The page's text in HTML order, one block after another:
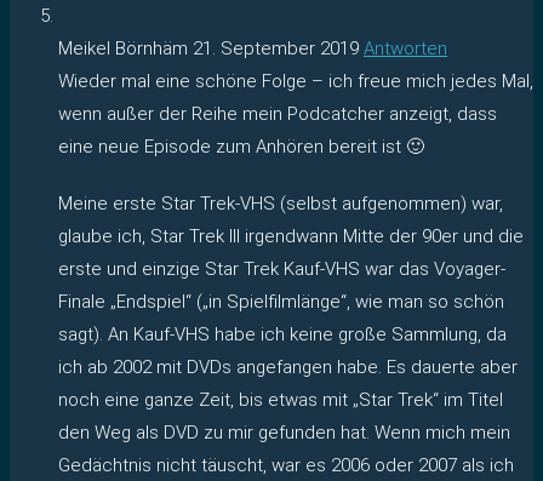
Meikel Börnhäm 21. September 2019 Antworten
Wieder mal eine schöne Folge – ich freue mich jedes Mal,
wenn außer der Reihe mein Podcatcher anzeigt, dass
eine neue Episode zum Anhören bereit ist 🙂
Meine erste Star Trek-VHS (selbst aufgenommen) war,
glaube ich, Star Trek III irgendwann Mitte der 90er und die
erste und einzige Star Trek Kauf-VHS war das Voyager-
Finale „Endspiel“ („in Spielfilmlänge“, wie man so schön
sagt). An Kauf-VHS habe ich keine große Sammlung, da
ich ab 2002 mit DVDs angefangen habe. Es dauerte aber
noch eine ganze Zeit, bis etwas mit „Star Trek“ im Titel
den Weg als DVD zu mir gefunden hat. Wenn mich mein
Gedächtnis nicht täuscht, war es 2006 oder 2007 als ich